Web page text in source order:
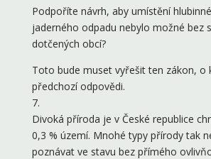
Podpoříte návrh, aby umístění
jaderného odpadu nebylo možné bez
dotčených obcí?
Toto bude muset vyřešit ten zákon, o
předchozí odpovědi.
7.
Divoká příroda je v České republice
0,3 % území. Mnohé typy přírody tak
poznávat ve stavu bez přímého